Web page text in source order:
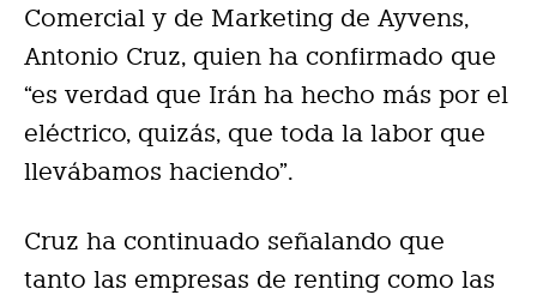
Comercial y de Marketing de Ayvens,
Antonio Cruz, quien ha confirmado que
“es verdad que Irán ha hecho más por el
eléctrico, quizás, que toda la labor que
llevábamos haciendo”.
Cruz ha continuado señalando que
tanto las empresas de renting como las